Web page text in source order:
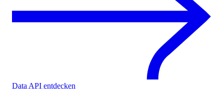
Data API entdecken